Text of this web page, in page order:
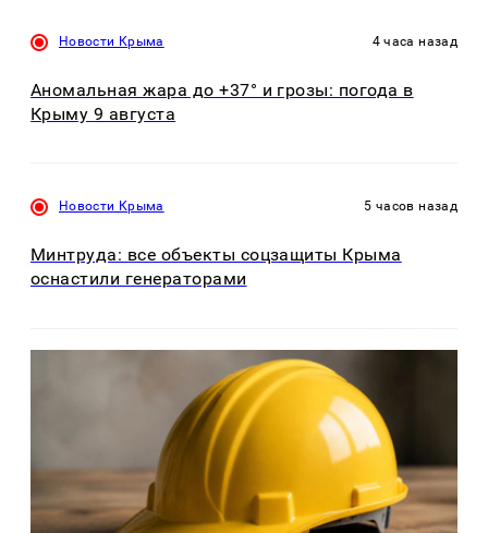
Новости Крыма 4 часа назад
Аномальная жара до +37° и грозы: погода в
Крыму 9 августа
Новости Крыма 5 часов назад
Минтруда: все объекты соцзащиты Крыма
оснастили генераторами